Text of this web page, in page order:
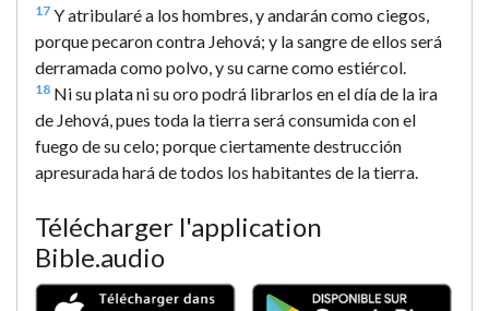
17 Y atribularé a los hombres, y andarán como ciegos,
porque pecaron contra Jehová; y la sangre de ellos será
derramada como polvo, y su carne como estiércol.
18 Ni su plata ni su oro podrá librarlos en el día de la ira
de Jehová, pues toda la tierra será consumida con el
fuego de su celo; porque ciertamente destrucción
apresurada hará de todos los habitantes de la tierra.
Télécharger l'application
Bible.audio